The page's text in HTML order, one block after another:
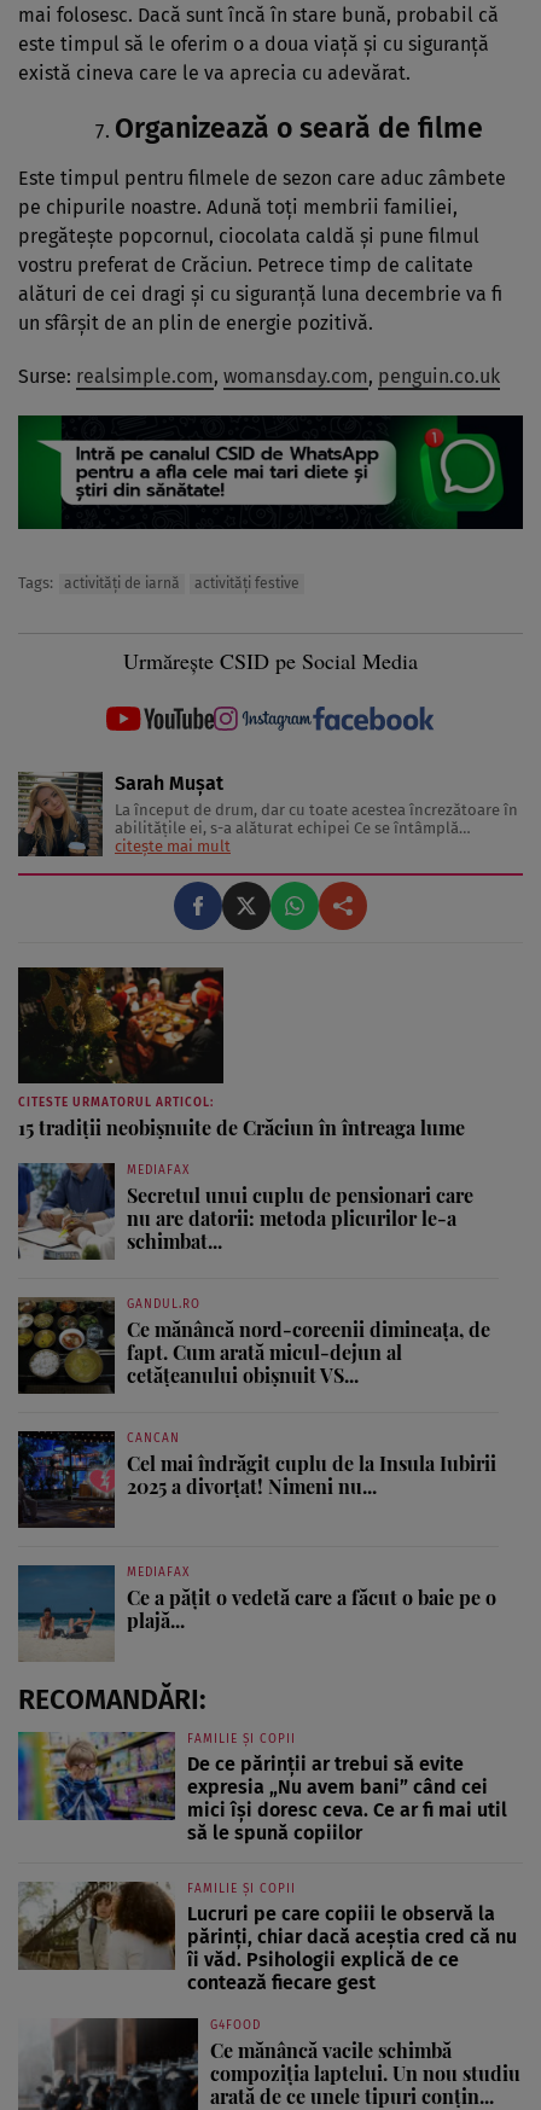
mai folosesc. Dacă sunt încă în stare bună, probabil că
este timpul să le oferim o a doua viață și cu siguranță
există cineva care le va aprecia cu adevărat.
Organizează o seară de filme
Este timpul pentru filmele de sezon care aduc zâmbete
pe chipurile noastre. Adună toți membrii familiei,
pregătește popcornul, ciocolata caldă și pune filmul
vostru preferat de Crăciun. Petrece timp de calitate
alături de cei dragi și cu siguranță luna decembrie va fi
un sfârșit de an plin de energie pozitivă.
Surse: realsimple.com, womansday.com, penguin.co.uk
Tags: activități de iarnă activități festive
Urmărește CSID pe Social Media
Sarah Mușat
La început de drum, dar cu toate acestea încrezătoare în
abilitățile ei, s-a alăturat echipei Ce se întâmplă
doctore? în anul 2022. A început acest nou capitol cu
cât mai mare de oameni prin informațiile de cea mai
bună calitate ...
citește mai mult
CITESTE URMATORUL ARTICOL:
15 tradiții neobișnuite de Crăciun în întreaga lume
MEDIAFAX
Secretul unui cuplu de pensionari care
nu are datorii: metoda plicurilor le-a
schimbat...
GANDUL.RO
Ce mănâncă nord-coreenii dimineața, de
fapt. Cum arată micul-dejun al
cetățeanului obișnuit VS...
CANCAN
Cel mai îndrăgit cuplu de la Insula Iubirii
2025 a divorțat! Nimeni nu...
MEDIAFAX
Ce a pățit o vedetă care a făcut o baie pe o
plajă...
RECOMANDĂRI:
FAMILIE ȘI COPII
De ce părinții ar trebui să evite
expresia „Nu avem bani” când cei
mici își doresc ceva. Ce ar fi mai util
să le spună copiilor
FAMILIE ȘI COPII
Lucruri pe care copiii le observă la
părinți, chiar dacă aceștia cred că nu
îi văd. Psihologii explică de ce
contează fiecare gest
G4FOOD
Ce mănâncă vacile schimbă
compoziția laptelui. Un nou studiu
arată de ce unele tipuri conțin...